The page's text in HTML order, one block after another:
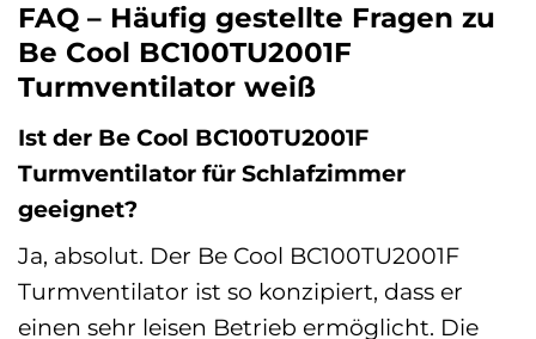
FAQ – Häufig gestellte Fragen zu
Be Cool BC100TU2001F
Turmventilator weiß
Ist der Be Cool BC100TU2001F
Turmventilator für Schlafzimmer
geeignet?
Ja, absolut. Der Be Cool BC100TU2001F
Turmventilator ist so konzipiert, dass er
einen sehr leisen Betrieb ermöglicht. Die